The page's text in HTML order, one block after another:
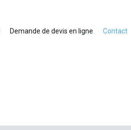
Demande de devis en ligne Contact